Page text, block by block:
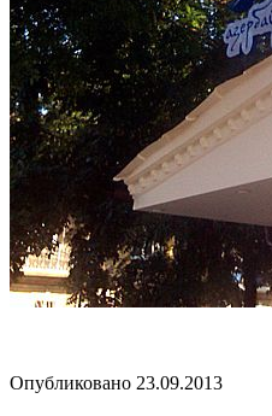
Опубликовано 23.09.2013